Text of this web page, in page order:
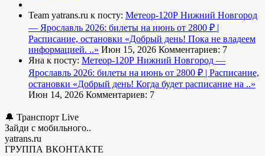
Team yatrans.ru к посту: Метеор-120Р Нижний Новгород
— Ярославль 2026: билеты на июнь от 2800 ₽ |
Расписание, остановки «Добрый день! Пока не владеем
информацией. ..» Июн 15, 2026 Комментариев: 7
Яна к посту: Метеор-120Р Нижний Новгород —
Ярославль 2026: билеты на июнь от 2800 ₽ | Расписание,
остановки «Добрый день! Когда будет расписание на ..»
Июн 14, 2026 Комментариев: 7
🔔 Транспорт Live
Зайди с мобильного..
yatrans.ru
ГРУППА ВКОНТАКТЕ